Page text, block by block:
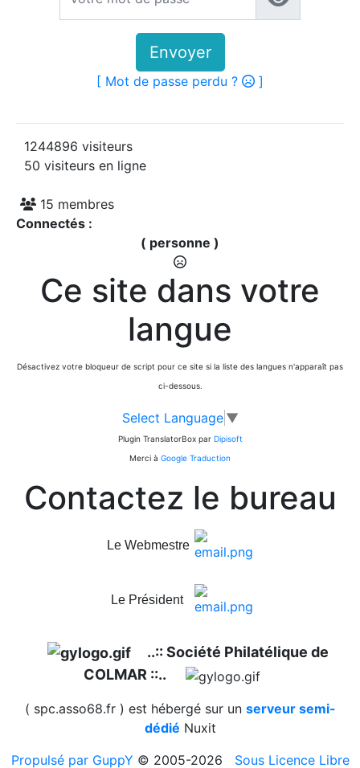
Envoyer
[ Mot de passe perdu ? ]
1244896 visiteurs
50 visiteurs en ligne
15 membres
Connectés :
( personne )
Ce site dans votre
langue
Désactivez votre bloqueur de script pour ce site si la liste des langues n'apparaît pas
ci-dessous.
Select Language ▼
Plugin TranslatorBox par Dipisoft
Merci à Google Traduction
Contactez le bureau
Le Webmestre
Le Président
..:: Société Philatélique de
COLMAR ::..
( spc.asso68.fr ) est hébergé sur un serveur semi-
dédié Nuxit
Propulsé par GuppY © 2005-2026 Sous Licence Libre